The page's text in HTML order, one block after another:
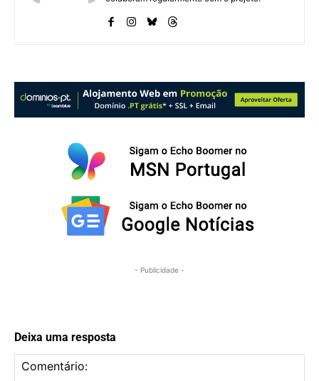
- Publicidade -
Deixa uma resposta